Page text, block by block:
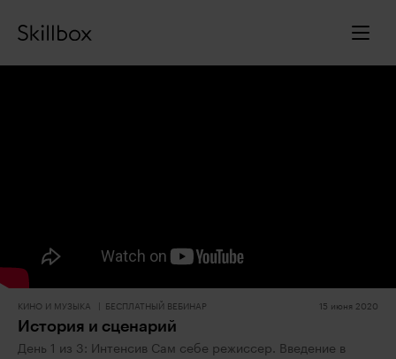
КИНО И МУЗЫКА БЕСПЛАТНЫЙ ВЕБИНАР 15 июня 2020
История и сценарий
День 1 из 3: Интенсив Сам себе режиссер. Введение в